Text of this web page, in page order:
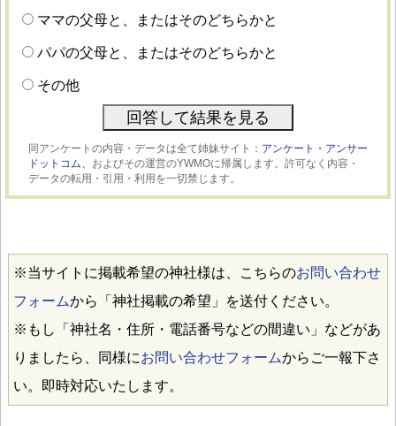
ママの父母と、またはそのどちらかと
パパの父母と、またはそのどちらかと
その他
同アンケートの内容・データは全て姉妹サイト： アンケート・アンサー
ドットコム、 およびその運営のYWMOに帰属します。許可なく内容・
データの転用・引用・利用を一切禁じます。
※当サイトに掲載希望の神社様は、こちらのお問い合わせ
フォームから「神社掲載の希望」を送付ください。
※もし「神社名・住所・電話番号などの間違い」などがあ
りましたら、同様にお問い合わせフォームからご一報下さ
い。即時対応いたします。